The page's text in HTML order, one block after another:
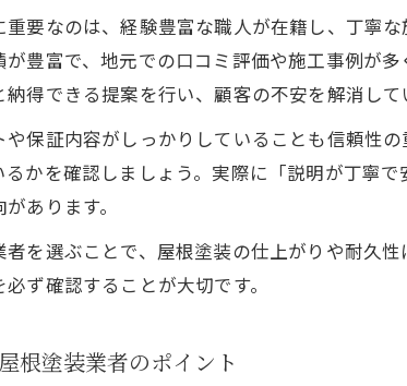
泉大津市の屋根
屋根塗装で失敗
屋根塗装費用を
満足できる屋根塗装
要なのは、経験豊富な職人が在籍し、丁寧
豊富で、地元での口コミ評価や施工事例が
得できる提案を行い、顧客の不安を解消して
や保証内容がしっかりしていることも信頼性
かを確認しましょう。実際に「説明が丁寧
あります。
者を選ぶことで、屋根塗装の仕上がりや耐久
ず確認することが大切です。
根塗装業者のポイント